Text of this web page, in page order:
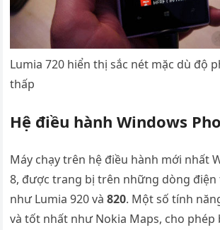
Lumia 720 hiển thị sắc nét mặc dù độ
thấp
Hệ điều hành Windows
Máy chạy trên hệ điều hành mới nhất
8, được trang bị trên những dòng điện
như Lumia 920 và820. Một số tính
và tốt nhất như Nokia Maps, cho phép